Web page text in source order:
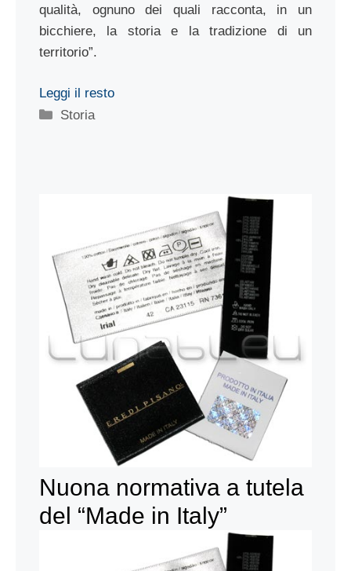
qualità, ognuno dei quali racconta, in un
bicchiere, la storia e la tradizione di un
territorio”.
Leggi il resto
Categorie
Storia
Nuona normativa a tutela
del “Made in Italy”